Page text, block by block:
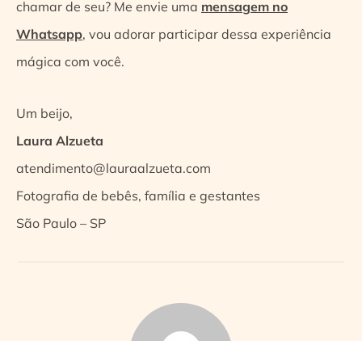
chamar de seu? Me envie uma mensagem no
Whatsapp, vou adorar participar dessa experiência
mágica com você.
Um beijo,
Laura Alzueta
atendimento@lauraalzueta.com
Fotografia de bebês, família e gestantes
São Paulo – SP